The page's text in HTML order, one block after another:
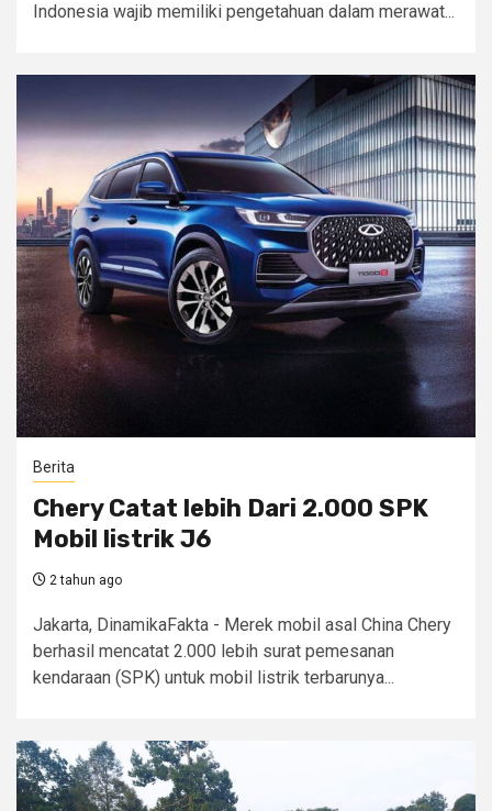
Indonesia wajib memiliki pengetahuan dalam merawat...
Berita
Chery Catat lebih Dari 2.000 SPK
Mobil listrik J6
2 tahun ago
Jakarta, DinamikaFakta - Merek mobil asal China Chery
berhasil mencatat 2.000 lebih surat pemesanan
kendaraan (SPK) untuk mobil listrik terbarunya...